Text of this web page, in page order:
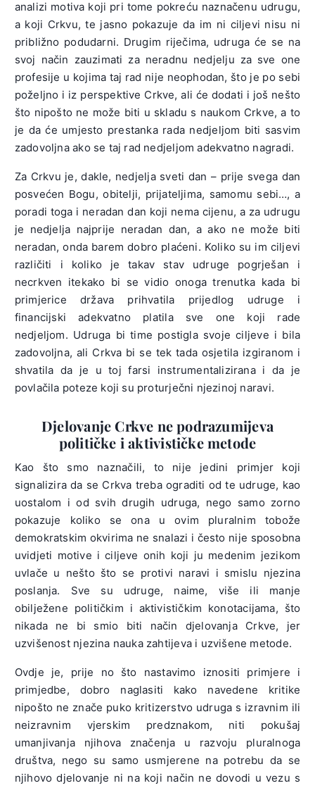
analizi motiva koji pri tome pokreću naznačenu udrugu,
a koji Crkvu, te jasno pokazuje da im ni ciljevi nisu ni
približno podudarni. Drugim riječima, udruga će se na
svoj način zauzimati za neradnu nedjelju za sve one
profesije u kojima taj rad nije neophodan, što je po sebi
poželjno i iz perspektive Crkve, ali će dodati i još nešto
što nipošto ne može biti u skladu s naukom Crkve, a to
je da će umjesto prestanka rada nedjeljom biti sasvim
zadovoljna ako se taj rad nedjeljom adekvatno nagradi.
Za Crkvu je, dakle, nedjelja sveti dan – prije svega dan
posvećen Bogu, obitelji, prijateljima, samomu sebi…, a
poradi toga i neradan dan koji nema cijenu, a za udrugu
je nedjelja najprije neradan dan, a ako ne može biti
neradan, onda barem dobro plaćeni. Koliko su im ciljevi
različiti i koliko je takav stav udruge pogrješan i
necrkven itekako bi se vidio onoga trenutka kada bi
primjerice država prihvatila prijedlog udruge i
financijski adekvatno platila sve one koji rade
nedjeljom. Udruga bi time postigla svoje ciljeve i bila
zadovoljna, ali Crkva bi se tek tada osjetila izgiranom i
shvatila da je u toj farsi instrumentalizirana i da je
povlačila poteze koji su proturječni njezinoj naravi.
Djelovanje Crkve ne podrazumijeva
političke i aktivističke metode
Kao što smo naznačili, to nije jedini primjer koji
signalizira da se Crkva treba ograditi od te udruge, kao
uostalom i od svih drugih udruga, nego samo zorno
pokazuje koliko se ona u ovim pluralnim tobože
demokratskim okvirima ne snalazi i često nije sposobna
uvidjeti motive i ciljeve onih koji ju medenim jezikom
uvlače u nešto što se protivi naravi i smislu njezina
poslanja. Sve su udruge, naime, više ili manje
obilježene političkim i aktivističkim konotacijama, što
nikada ne bi smio biti način djelovanja Crkve, jer
uzvišenost njezina nauka zahtijeva i uzvišene metode.
Ovdje je, prije no što nastavimo iznositi primjere i
primjedbe, dobro naglasiti kako navedene kritike
nipošto ne znače puko kritizerstvo udruga s izravnim ili
neizravnim vjerskim predznakom, niti pokušaj
umanjivanja njihova značenja u razvoju pluralnoga
društva, nego su samo usmjerene na potrebu da se
njihovo djelovanje ni na koji način ne dovodi u vezu s